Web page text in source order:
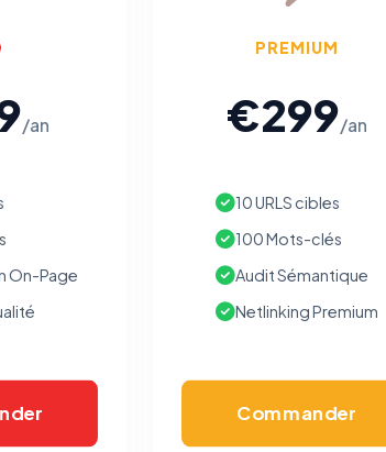
/an
On-Page
PREMIUM
€299/an
10 URLS cibles
100 Mots-clés
Audit Sémantique
Netlinking Premium
Commander